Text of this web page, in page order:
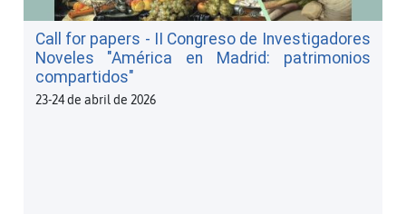
Call for papers - II Congreso de Investigadores
Noveles "América en Madrid: patrimonios
compartidos"
23-24 de abril de 2026